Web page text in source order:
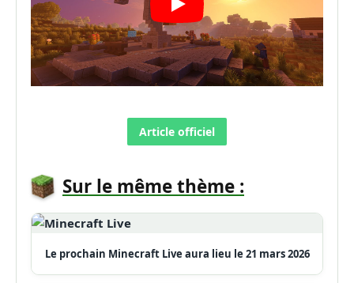
Article officiel
Sur le même thème :
Le prochain Minecraft Live aura lieu le 21 mars 2026